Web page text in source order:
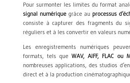
Pour surmonter les limites du format
signal numériquegrâce auprocessus
consiste à capturer des fragments du
réguliers et à les convertir en valeurs
Les enregistrements numériques
formats, tels queWAV, AIFF, FLAC ou
nombreuses applications, des studios
direct et à la production